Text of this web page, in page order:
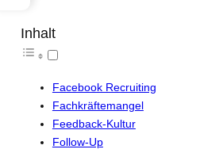
Inhalt
Facebook Recruiting
Fachkräftemangel
Feedback-Kultur
Follow-Up